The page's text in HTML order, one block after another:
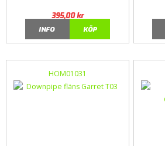
395,00kr
INFO
KÖP
HOM01031